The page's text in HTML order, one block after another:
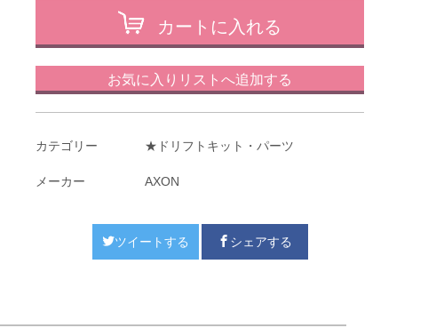
カートに入れる
お気に入りリストへ追加する
カテゴリー ★ドリフトキット・パーツ
メーカー AXON
ツイートする シェアする